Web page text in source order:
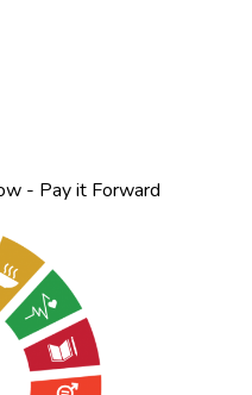
- Pay it Forward